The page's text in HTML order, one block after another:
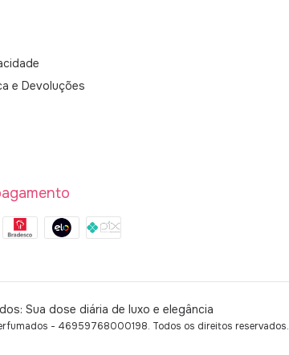
e Devoluções
Sua dose diária de luxo e elegância
- 46959768000198. Todos os direitos reservados.